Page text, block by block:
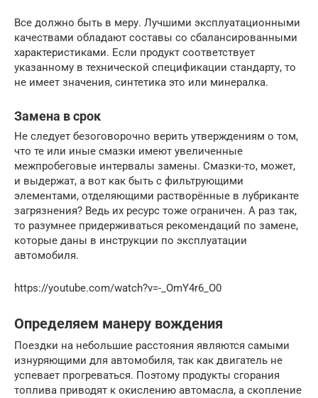
Все должно быть в меру. Лучшими эксплуатационными
качествами обладают составы со сбалансированными
характеристиками. Если продукт соответствует
указанному в технической спецификации стандарту, то
не имеет значения, синтетика это или минералка.
Замена в срок
Не следует безоговорочно верить утверждениям о том,
что те или иные смазки имеют увеличенные
межпробеговые интервалы замены. Смазки-то, может,
и выдержат, а вот как быть с фильтрующими
элементами, отделяющими растворённые в лубриканте
загрязнения? Ведь их ресурс тоже ограничен. А раз так,
то разумнее придерживаться рекомендаций по замене,
которые даны в инструкции по эксплуатации
автомобиля.
https://youtube.com/watch?v=-_OmY4r6_O0
Определяем манеру вождения
Поездки на небольшие расстояния являются самыми
изнуряющими для автомобиля, так как двигатель не
успевает прогреваться. Поэтому продукты сгорания
топлива приводят к окислению автомасла, а скопление